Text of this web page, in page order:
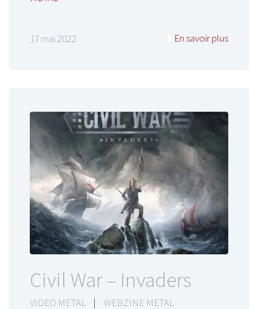
17 mai 2022 En savoir plus
Civil War – Invaders
VIDEO METAL | WEBZINE METAL